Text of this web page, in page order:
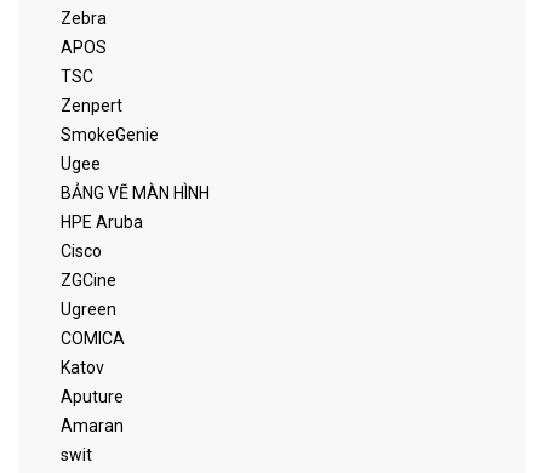
Zebra
APOS
TSC
Zenpert
SmokeGenie
Ugee
BẢNG VẼ MÀN HÌNH
HPE Aruba
Cisco
ZGCine
Ugreen
COMICA
Katov
Aputure
Amaran
swit